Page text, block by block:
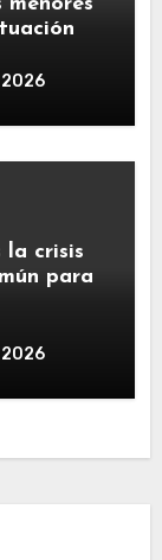
la crisis
para